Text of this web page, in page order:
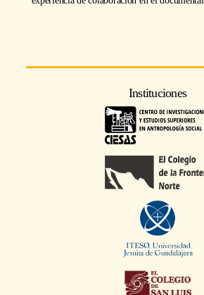
Instituciones